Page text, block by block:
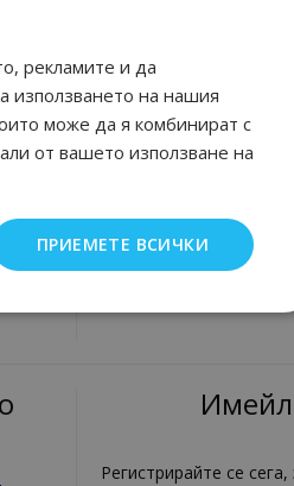
Програма за лоялни
Вход
Регистрирайте се
рекламите и да
използването на нашия
може да я комбинират с
от вашето използване на
ПРИЕМЕТЕ ВСИЧКИ